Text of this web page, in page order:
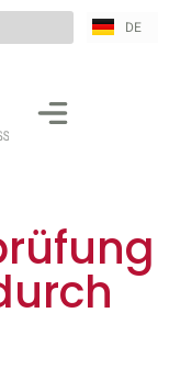
DE
RU